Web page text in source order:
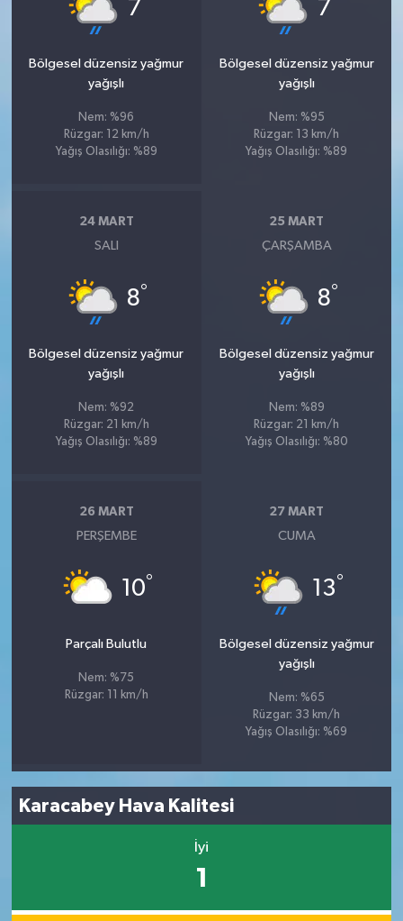
7
Bölgesel düzensiz yağmur
yağışlı
Nem: %96
Rüzgar: 12 km/h
Yağış Olasılığı: %89
7
Bölgesel düzensiz yağmur
yağışlı
Nem: %95
Rüzgar: 13 km/h
Yağış Olasılığı: %89
24 MART
SALI
8°
Bölgesel düzensiz yağmur
yağışlı
Nem: %92
Rüzgar: 21 km/h
Yağış Olasılığı: %89
25 MART
ÇARŞAMBA
8°
Bölgesel düzensiz yağmur
yağışlı
Nem: %89
Rüzgar: 21 km/h
Yağış Olasılığı: %80
26 MART
PERŞEMBE
10°
Parçalı Bulutlu
Nem: %75
Rüzgar: 11 km/h
27 MART
CUMA
13°
Bölgesel düzensiz yağmur
yağışlı
Nem: %65
Rüzgar: 33 km/h
Yağış Olasılığı: %69
Karacabey Hava Kalitesi
İyi
1